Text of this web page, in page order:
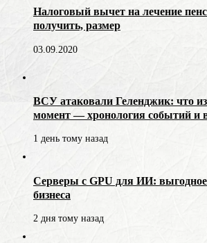
Налоговый вычет на лечение
получить, размер
03.09.2020
ВСУ атаковали Геленджик: что
момент — хронология событий и
1 день тому назад
Серверы с GPU для ИИ:
бизнеса
2 дня тому назад